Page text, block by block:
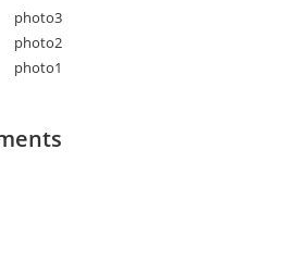
photo3
photo2
photo1